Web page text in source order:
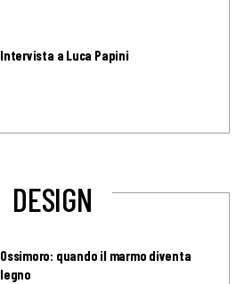
Intervista a Luca Papini
DESIGN
Ossimoro: quando il marmo diventa
legno